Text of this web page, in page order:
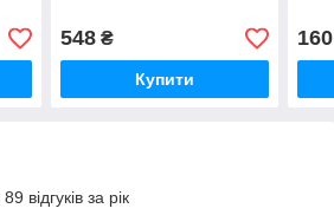
548₴
Купити
160
відгуків за рік